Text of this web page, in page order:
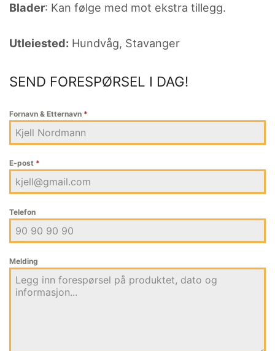
Blader: Kan følge med mot ekstra tillegg.
Utleiested: Hundvåg, Stavanger
SEND FORESPØRSEL I DAG!
Fornavn & Etternavn *
E-post *
Telefon
Melding